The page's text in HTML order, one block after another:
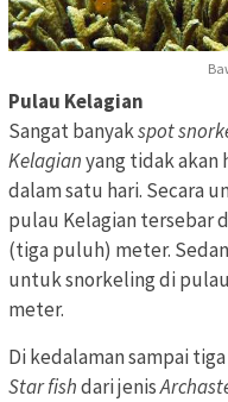
Pulau Kelagian
Sangat banyakspot
Kelagianyang tidak akan
dalam satu hari. Secara
pulau Kelagian tersebar
(tiga puluh) meter.
untuk snorkeling di
meter.
Di kedalaman sampai
Star fishdari jenis